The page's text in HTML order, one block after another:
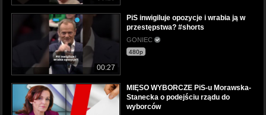
00:27
PiS inwigiluje opozycje i wrabia ją w
przestępstwa? #shorts
GONIEC
480p
MIĘSO WYBORCZE PiS-u Morawska-
Stanecka o podejściu rządu do
wyborców